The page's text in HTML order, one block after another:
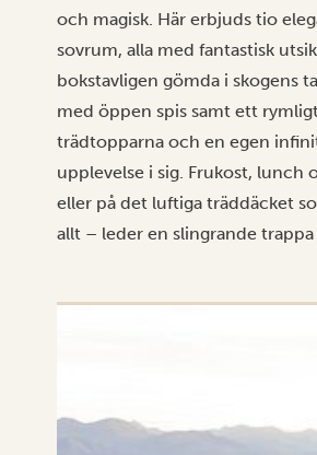
och magisk. Här erbjuds tio
sovrum, alla med fantastisk
bokstavligen gömda i skogens
med öppen spis samt ett
trädtopparna och en egen
upplevelse i sig. Frukost, lunch
eller på det luftiga träddäcket
allt – leder en slingrande